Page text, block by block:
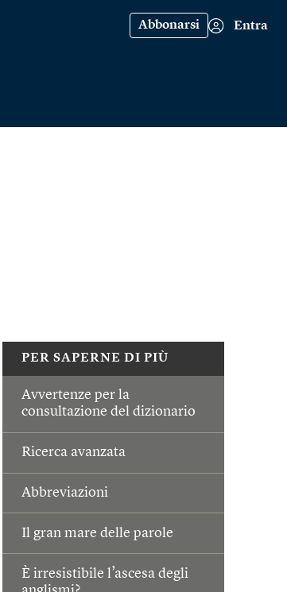
Abbonarsi Entra
PER SAPERNE DI PIÙ
Avvertenze per la
consultazione del dizionario
Ricerca avanzata
Abbreviazioni
Il gran mare delle parole
È irresistibile l’ascesa degli